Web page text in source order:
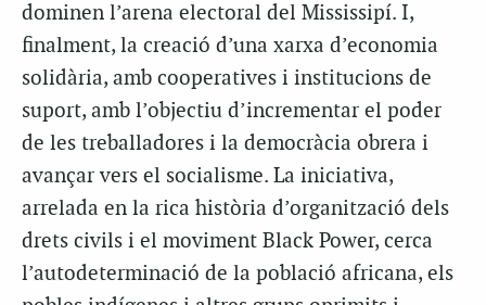
dominen l’arena electoral del Mississipí. I,
finalment, la creació d’una xarxa d’economia
solidària, amb cooperatives i institucions de
suport, amb l’objectiu d’incrementar el poder
de les treballadores i la democràcia obrera i
avançar vers el socialisme. La iniciativa,
arrelada en la rica història d’organització dels
drets civils i el moviment Black Power, cerca
l’autodeterminació de la població africana, els